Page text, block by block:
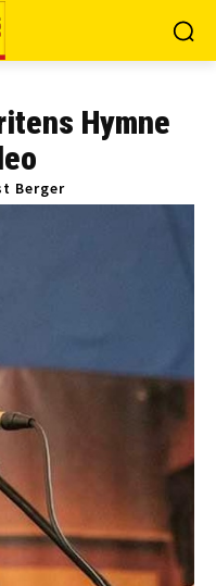
Hymne
Berger